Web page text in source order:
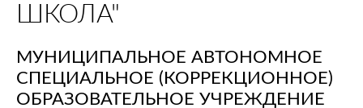
ШКОЛА"
МУНИЦИПАЛЬНОЕ АВТОНОМНОЕ
СПЕЦИАЛЬНОЕ (КОРРЕКЦИОННОЕ)
ОБРАЗОВАТЕЛЬНОЕ УЧРЕЖДЕНИЕ